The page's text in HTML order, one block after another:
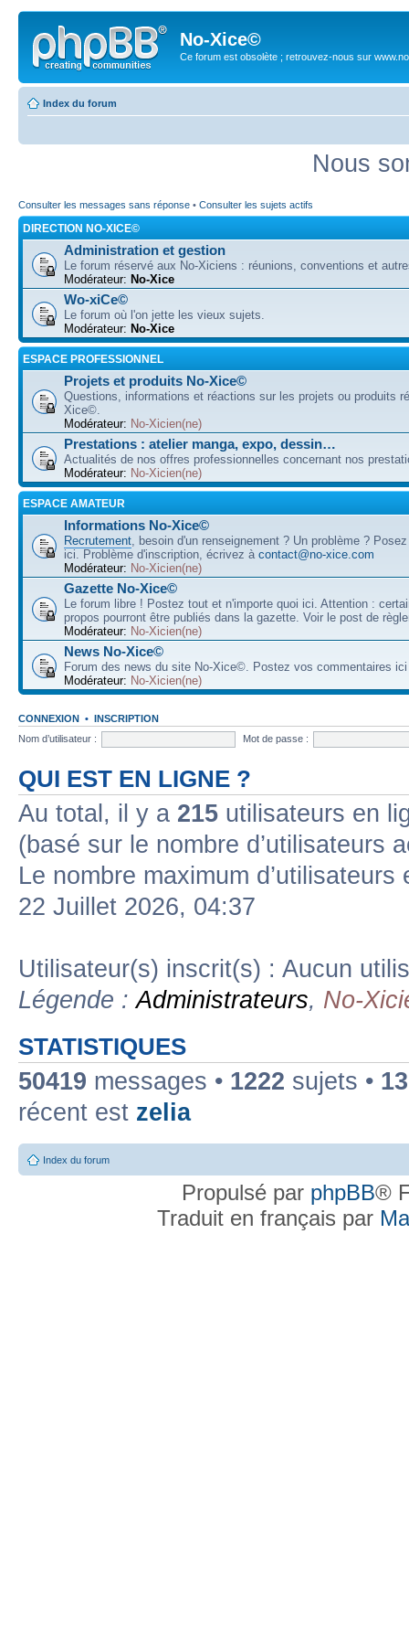
No-Xice©
Ce forum est obsolète ; retrouvez-nous sur
Index du forum
Nous
Consulter les messages sans réponse • Consulter les sujets actifs
DIRECTION NO-XICE©
Administration et gestion
Le forum réservé aux No-Xiciens : réunions, conventions et
Modérateur: No-Xice
Wo-xiCe©
Le forum où l'on jette les vieux sujets.
Modérateur: No-Xice
ESPACE PROFESSIONNEL
Projets et produits No-Xice©
Questions, informations et réactions sur les projets ou produits
Xice©.
Modérateur: No-Xicien(ne)
Prestations : atelier manga, expo, dessin…
Actualités de nos offres professionnelles concernant nos
Modérateur: No-Xicien(ne)
ESPACE AMATEUR
Informations No-Xice©
Recrutement, besoin d'un renseignement ? Un problème ?
ici. Problème d'inscription, écrivez à contact@no-xice.com
Modérateur: No-Xicien(ne)
Gazette No-Xice©
Le forum libre ! Postez tout et n'importe quoi ici. Attention :
propos pourront être publiés dans la gazette. Voir le post de
Modérateur: No-Xicien(ne)
News No-Xice©
Forum des news du site No-Xice©. Postez vos commentaires
Modérateur: No-Xicien(ne)
CONNEXION • INSCRIPTION
Nom d’utilisateur :
Mot de passe :
QUI EST EN LIGNE ?
Au total, il y a 215 utilisateurs en
(basé sur le nombre d’utilisateurs
Le nombre maximum
22 Juillet 2026, 04:37
Utilisateur(s) inscrit(s) : Aucun
Légende :Administrateurs, No-
STATISTIQUES
50419 messages • 1222 sujets •
récent est zelia
Index du forum
Propulsé par phpBB®
Traduit en français par